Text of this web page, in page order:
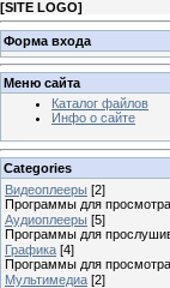
[SITE LOGO]
Форма входа
Меню сайта
Каталог файлов
Инфо о сайте
Categories
Видеоплееры [2]
Программы для
Аудиоплееры [5]
Программы для
Графика [4]
Программы для
Мультимедиа [2]